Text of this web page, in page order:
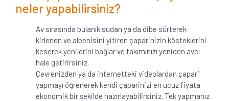
neler yapabilirsiniz?
Av sırasında bulanık sudan ya da dibe sürterek
kirlenen ve albenisini yitiren çaparinizin kösteklerini
keserek yenilerini bağlar ve takımınızı yeniden avcı
hale getirirsiniz.
Çevrenizden ya da internetteki videolardan çapari
yapmayı öğrenerek kendi çaparinizi en ucuz fiyata
ekonomik bir şekilde hazırlayabilirsiniz. Tek yapmanız